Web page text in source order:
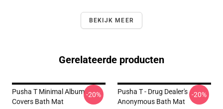
BEKIJK MEER
Gerelateerde producten
Pusha T Minimal Album
Covers Bath Mat
-20%
Pusha T - Drug Dealer's
Anonymous Bath Mat
-20%